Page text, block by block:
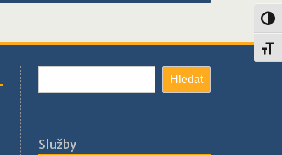
Hledat
Služby